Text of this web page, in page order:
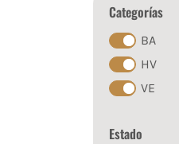
Categorías
BA
HV
VE
Estado